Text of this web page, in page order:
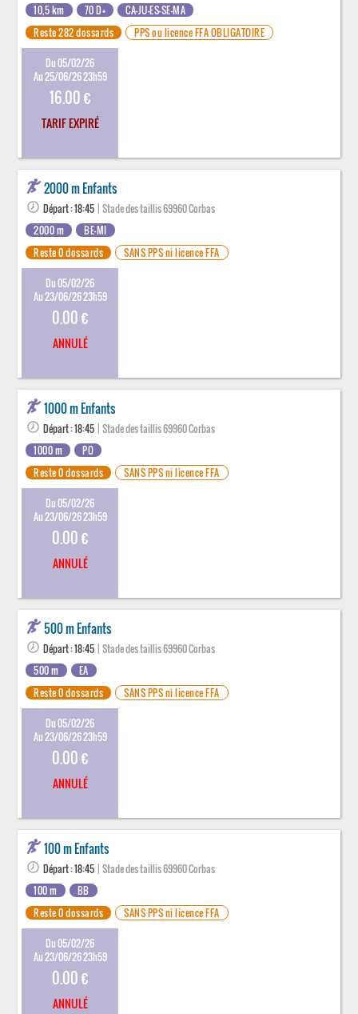
10,5 km
70 D+
CA-JU-ES-SE-MA
Reste 282 dossards
PPS ou licence FFA OBLIGATOIRE
Du 05/02/26
Au 25/06/26 23h59
16.00 €
TARIF EXPIRÉ
2000 m Enfants
Départ : 18:45 | Stade des taillis 69960 Corbas
2000 m
BE-MI
Reste 0 dossards
SANS PPS ni licence FFA
Du 05/02/26
Au 23/06/26 23h59
0.00 €
ANNULÉ
1000 m Enfants
Départ : 18:45 | Stade des taillis 69960 Corbas
1000 m
PO
Reste 0 dossards
SANS PPS ni licence FFA
Du 05/02/26
Au 23/06/26 23h59
0.00 €
ANNULÉ
500 m Enfants
Départ : 18:45 | Stade des taillis 69960 Corbas
500 m
EA
Reste 0 dossards
SANS PPS ni licence FFA
Du 05/02/26
Au 23/06/26 23h59
0.00 €
ANNULÉ
100 m Enfants
Départ : 18:45 | Stade des taillis 69960 Corbas
100 m
BB
Reste 0 dossards
SANS PPS ni licence FFA
Du 05/02/26
Au 23/06/26 23h59
0.00 €
ANNULÉ